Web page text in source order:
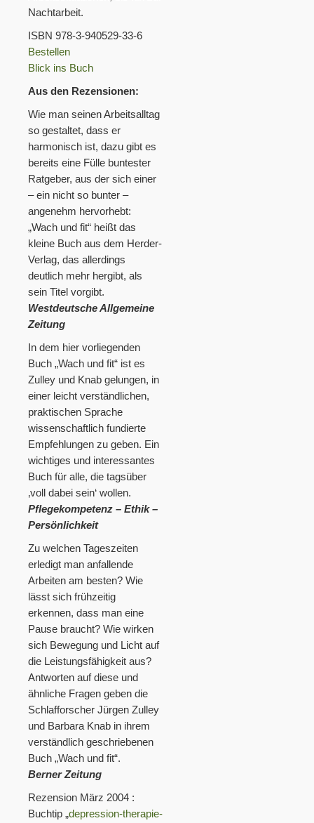
Nachtarbeit.
ISBN 978-3-940529-33-6
Bestellen
Blick ins Buch
Aus den Rezensionen:
Wie man seinen Arbeitsalltag
so gestaltet, dass er
harmonisch ist, dazu gibt es
bereits eine Fülle buntester
Ratgeber, aus der sich einer
– ein nicht so bunter –
angenehm hervorhebt:
„Wach und fit“ heißt das
kleine Buch aus dem Herder-
Verlag, das allerdings
deutlich mehr hergibt, als
sein Titel vorgibt.
Westdeutsche Allgemeine
Zeitung
In dem hier vorliegenden
Buch „Wach und fit“ ist es
Zulley und Knab gelungen, in
einer leicht verständlichen,
praktischen Sprache
wissenschaftlich fundierte
Empfehlungen zu geben. Ein
wichtiges und interessantes
Buch für alle, die tagsüber
‚voll dabei sein‘ wollen.
Pflegekompetenz – Ethik –
Persönlichkeit
Zu welchen Tageszeiten
erledigt man anfallende
Arbeiten am besten? Wie
lässt sich frühzeitig
erkennen, dass man eine
Pause braucht? Wie wirken
sich Bewegung und Licht auf
die Leistungsfähigkeit aus?
Antworten auf diese und
ähnliche Fragen geben die
Schlafforscher Jürgen Zulley
und Barbara Knab in ihrem
verständlich geschriebenen
Buch „Wach und fit“.
Berner Zeitung
Rezension März 2004 :
Buchtip „depression-therapie-